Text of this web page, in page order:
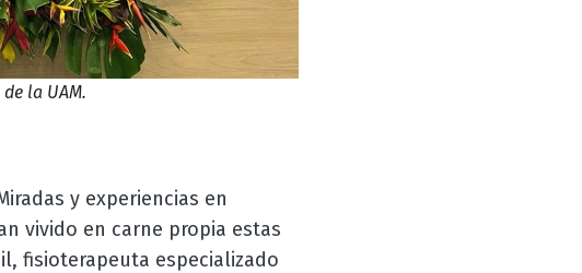
la UAM.
y experiencias en
vivido en carne propia estas
fisioterapeuta especializado